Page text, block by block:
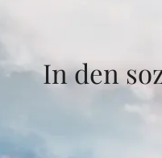
In den